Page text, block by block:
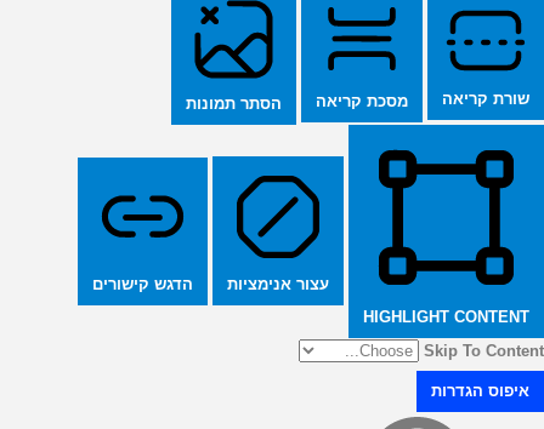
שורת קריאה מסכת קריאה הסתר תמונות
HIGHLIGHT CONTENT
עצור אנימציות הדגש קישורים
Skip To Content
איפוס הגדרות